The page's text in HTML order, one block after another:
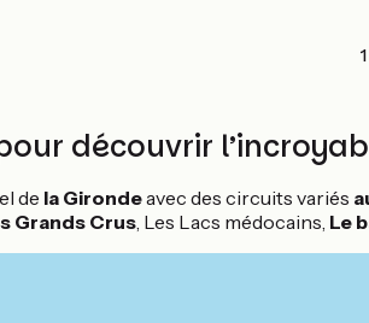
pour découvrir
de la Girondeavec des circuits variés
Grands Crus, Les Lacs médocains, Le